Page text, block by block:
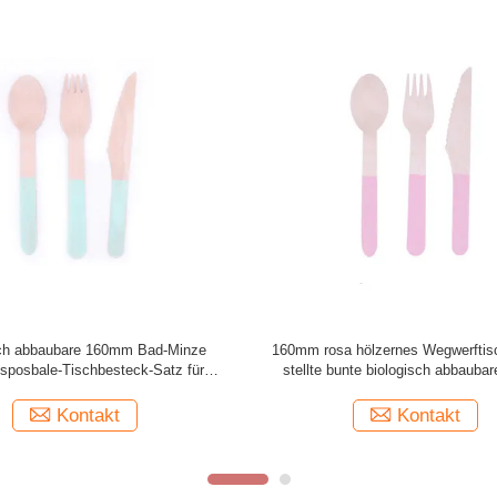
Tischbesteck-biologisch
hölzerne Geschirr-Wegwerfgeräte
Kontakt
Freundliches blauer Streifen-
Tischbesteck-hölzerne Geschirr-
Kontakt